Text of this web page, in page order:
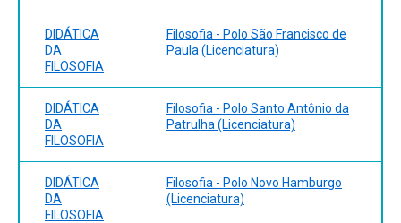
DIDÁTICA
DA
FILOSOFIA
Filosofia - Polo São Francisco de
Paula (Licenciatura)
DIDÁTICA
DA
FILOSOFIA
Filosofia - Polo Santo Antônio da
Patrulha (Licenciatura)
DIDÁTICA
DA
FILOSOFIA
Filosofia - Polo Novo Hamburgo
(Licenciatura)